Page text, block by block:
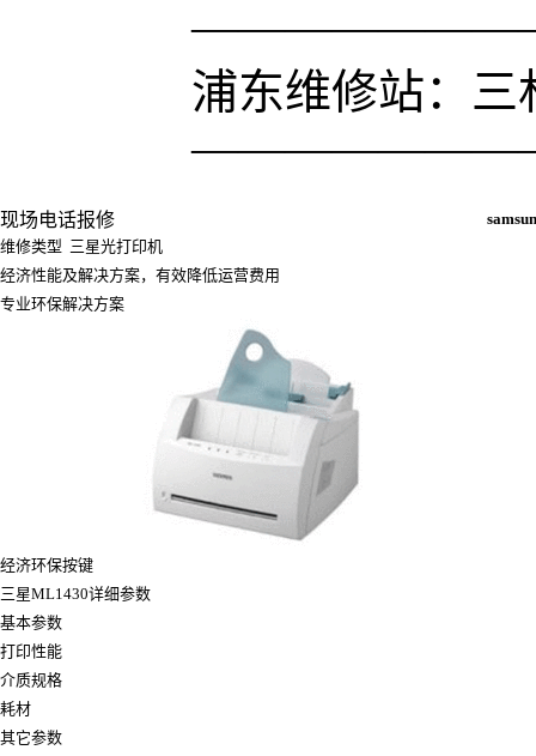
浦东维修站：三
现场电话报修
维修类型 三星光打印机
经济性能及解决方案，有效降低运营费用
专业环保解决方案
经济环保按键
三星ML1430详细参数
基本参数
打印性能
介质规格
耗材
其它参数